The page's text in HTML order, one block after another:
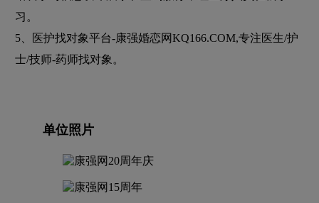
习。
5、医护找对象平台-康强婚恋网KQ166.COM,专注医生/护
士/技师-药师找对象。
单位照片